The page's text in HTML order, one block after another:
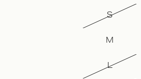
S
M
L